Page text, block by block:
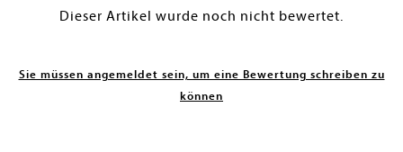
Dieser Artikel wurde noch nicht bewertet.
Sie müssen angemeldet sein, um eine Bewertung schreiben zu
können